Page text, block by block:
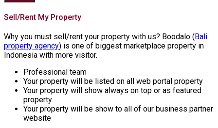
Sell/Rent My Property
Why you must sell/rent your property with us? Boodalo ( Bali
property agency) is one of biggest marketplace property in
Indonesia with more visitor.
Professional team
Your property will be listed on all web portal property
Your property will show always on top or as featured
property
Your property will be show to all of our business partner
website